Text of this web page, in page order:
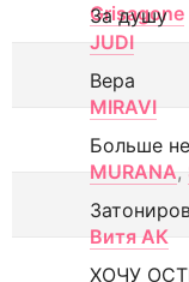
Grisagone
За душу
JUDI
Вера
MIRAVI
Больше
MURANA,
Витя АК
ХОЧУ